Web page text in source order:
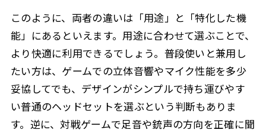
このように、両者の違いは「用途」と「特化した機
能」にあるといえます。用途に合わせて選ぶことで、
より快適に利用できるでしょう。普段使いと兼用し
たい方は、ゲームでの立体音響やマイク性能を多少
妥協してでも、デザインがシンプルで持ち運びやす
い普通のヘッドセットを選ぶという判断もありま
す。逆に、対戦ゲームで足音や銃声の方向を正確に聞